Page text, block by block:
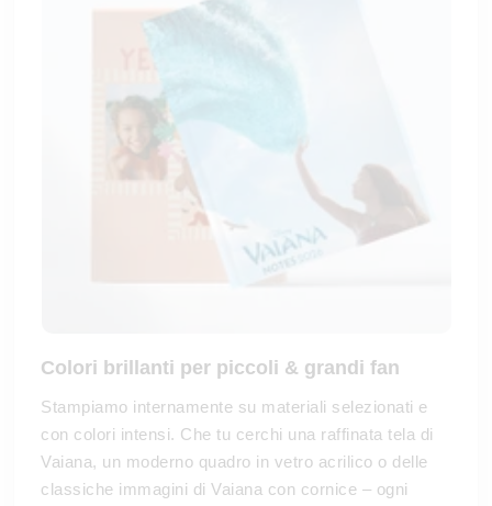
Colori brillanti per piccoli & grandi fan
Stampiamo internamente su materiali selezionati e
con colori intensi. Che tu cerchi una raffinata tela di
Vaiana, un moderno quadro in vetro acrilico o delle
classiche immagini di Vaiana con cornice – ogni